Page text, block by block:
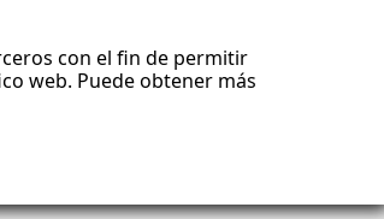
con el fin de permitir
web. Puede obtener más